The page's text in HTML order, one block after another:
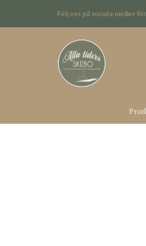
Följ oss på sociala medier